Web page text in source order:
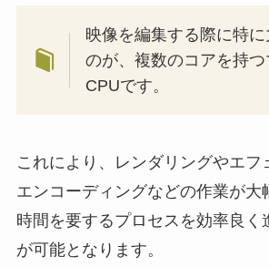
映像を編集する際に特
のが、複数のコアを持
CPUです。
これにより、レンダリングやエフ
エンコーディングなどの作業が大
時間を要するプロセスを効率良く
が可能となります。